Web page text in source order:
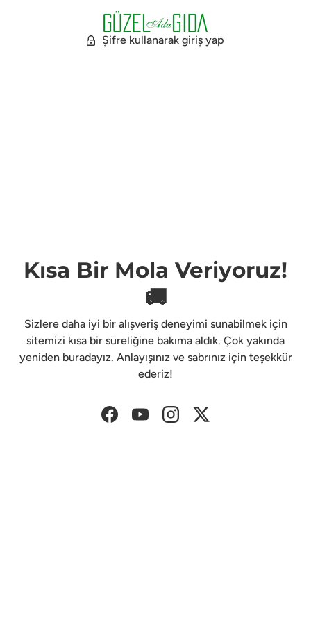
Şifre kullanarak giriş yap
Kısa Bir Mola Veriyoruz!
🚚
Sizlere daha iyi bir alışveriş deneyimi sunabilmek için
sitemizi kısa bir süreliğine bakıma aldık. Çok yakında
yeniden buradayız. Anlayışınız ve sabrınız için teşekkür
ederiz!
FacebookYouTubeInstagramTwitter